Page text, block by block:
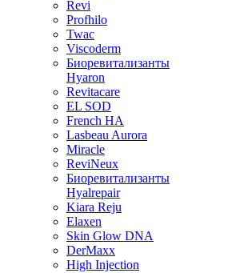
Revi
Profhilo
Twac
Viscoderm
Биоревитализанты
Hyaron
Revitacare
EL SOD
French HA
Lasbeau Aurora
Miracle
ReviNeux
Биоревитализанты
Hyalrepair
Kiara Reju
Elaxen
Skin Glow DNA
DerMaxx
High Injection